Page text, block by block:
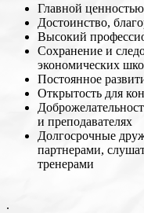
Главной
Достоинство,
Высокий
Сохранение и
экономических
Постоянное
Открытость для
и преподавателях
Долгосрочные
партнерами,
тренерами
.